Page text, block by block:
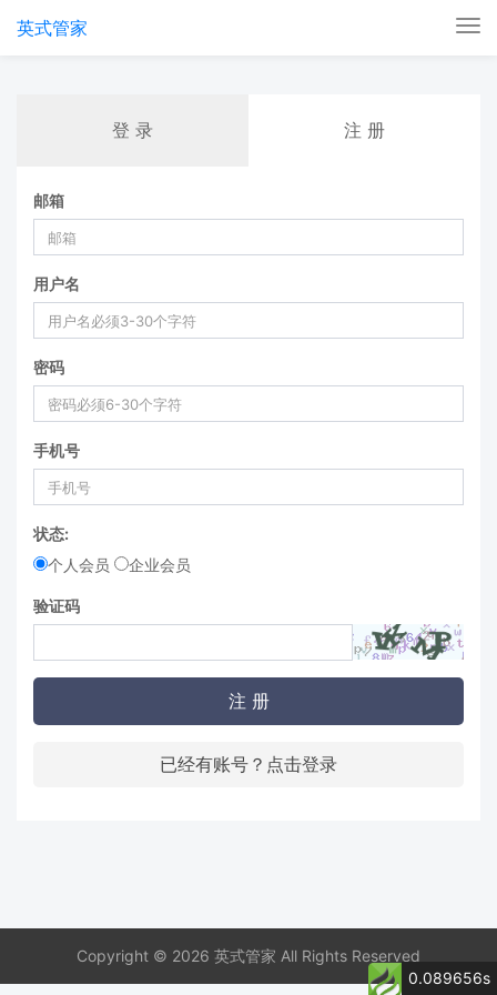
英式管家
登 录 注 册
邮箱
用户名
密码
手机号
状态:
个人会员
企业会员
验证码
注 册
已经有账号？点击登录
Copyright © 2026 英式管家 All Rights Reserved
0.089656s